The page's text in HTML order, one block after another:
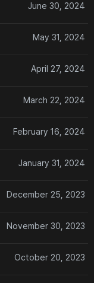
June 30, 2024
May 31, 2024
April 27, 2024
March 22, 2024
February 16, 2024
January 31, 2024
December 25, 2023
November 30, 2023
October 20, 2023